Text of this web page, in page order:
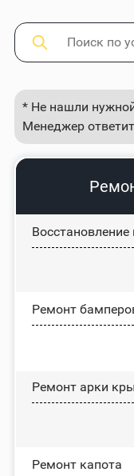
* Не нашли
Менеджер
Восстановление
Ремонт
Ремонт арки
Ремонт капота